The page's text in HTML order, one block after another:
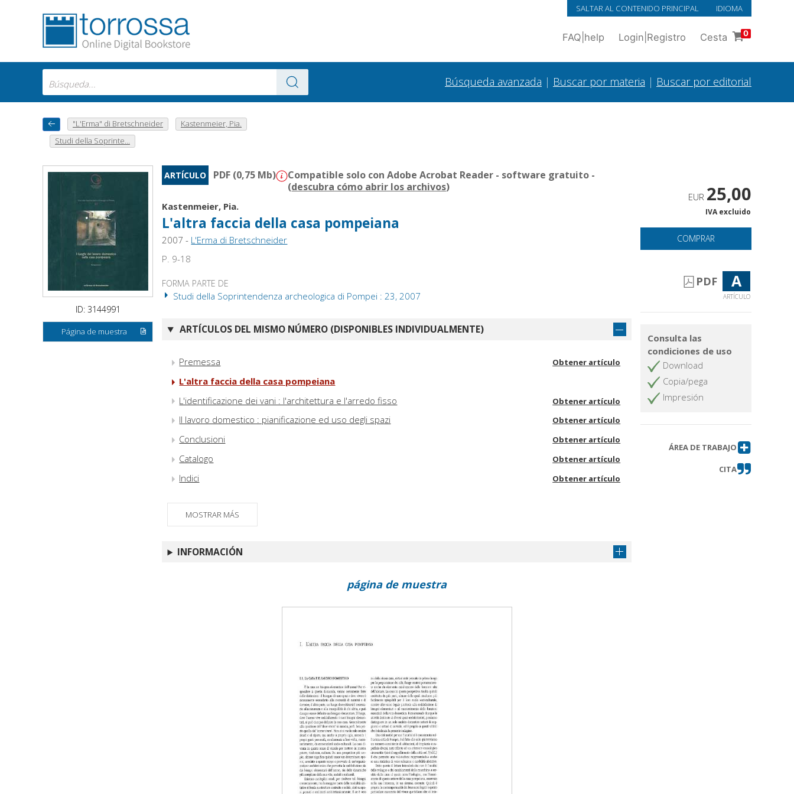
SALTAR AL CONTENIDO PRINCIPAL IDIOMA
FAQ help Login Registro Cesta 0
Búsqueda avanzada | Buscar por materia | Buscar por editorial
"L'Erma" di Bretschneider
Kastenmeier, Pia.
Studi della Soprinte...
ID: 3144991
Página de muestra
ARTÍCULO PDF (0,75 Mb)
Compatible solo con Adobe Acrobat Reader - software gratuito -
(descubra cómo abrir los archivos)
Kastenmeier, Pia.
L'altra faccia della casa pompeiana
2007 - L'Erma di Bretschneider
P. 9-18
FORMA PARTE DE
Studi della Soprintendenza archeologica di Pompei : 23, 2007
ARTÍCULOS DEL MISMO NÚMERO (DISPONIBLES INDIVIDUALMENTE)
Premessa Obtener artículo
L'altra faccia della casa pompeiana
L'identificazione dei vani : l'architettura e l'arredo fisso
Obtener artículo
Il lavoro domestico : pianificazione ed uso degli spazi Obtener artículo
Conclusioni Obtener artículo
Catalogo Obtener artículo
Indici Obtener artículo
MOSTRAR MÁS
INFORMACIÓN
EUR 25,00
IVA excluido
COMPRAR
PDF A
ARTÍCULO
Consulta las
condiciones de uso
Download
Copia/pega
Impresión
ÁREA DE TRABAJO
CITA
página de muestra